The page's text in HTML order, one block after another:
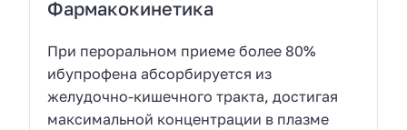
Фармакокинетика
При пероральном приеме более 80%
ибупрофена абсорбируется из
желудочно-кишечного тракта, достигая
максимальной концентрации в плазме